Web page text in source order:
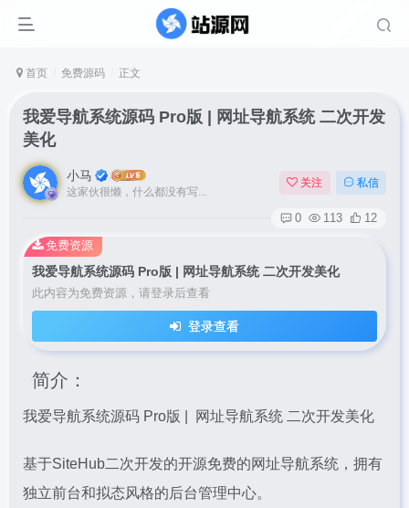
首页 免费源码 正文
我爱导航系统源码 Pro版 | 网址导航系统 二次开发
美化
小马
这家伙很懒，什么都没有写...
关注 私信
0 113 12
我爱导航系统源码 Pro版 | 网址导航系统 二次开发美化
此内容为免费资源，请登录后查看
登录查看
免费资源
简介：
我爱导航系统源码 Pro版 | 网址导航系统 二次开发美化
基于SiteHub二次开发的开源免费的网址导航系统，拥有
独立前台和拟态风格的后台管理中心。